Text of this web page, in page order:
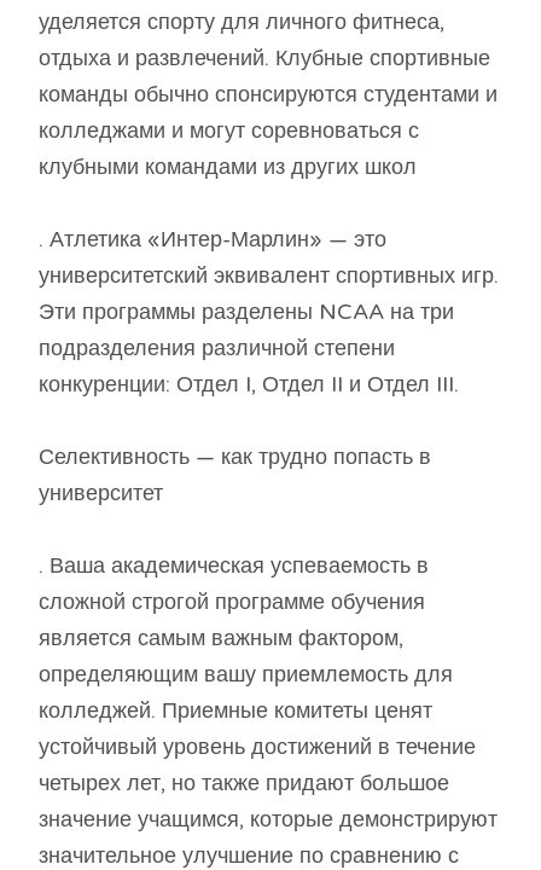
уделяется спорту для личного фитнеса,
отдыха и развлечений. Клубные спортивные
команды обычно спонсируются студентами и
колледжами и могут соревноваться с
клубными командами из других школ
. Атлетика «Интер-Марлин» — это
университетский эквивалент спортивных игр.
Эти программы разделены NCAA на три
подразделения различной степени
конкуренции: Отдел I, Отдел II и Отдел III.
Селективность — как трудно попасть в
университет
. Ваша академическая успеваемость в
сложной строгой программе обучения
является самым важным фактором,
определяющим вашу приемлемость для
колледжей. Приемные комитеты ценят
устойчивый уровень достижений в течение
четырех лет, но также придают большое
значение учащимся, которые демонстрируют
значительное улучшение по сравнению с